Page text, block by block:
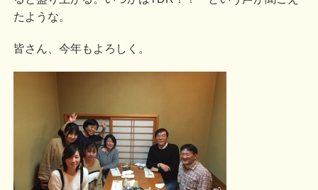
たような。
皆さん、今年もよろしく。